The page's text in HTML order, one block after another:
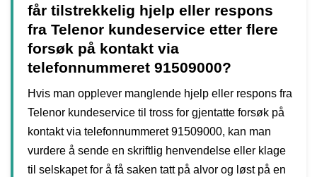
får tilstrekkelig hjelp eller respons
fra Telenor kundeservice etter flere
forsøk på kontakt via
telefonnummeret 91509000?
Hvis man opplever manglende hjelp eller respons fra
Telenor kundeservice til tross for gjentatte forsøk på
kontakt via telefonnummeret 91509000, kan man
vurdere å sende en skriftlig henvendelse eller klage
til selskapet for å få saken tatt på alvor og løst på en